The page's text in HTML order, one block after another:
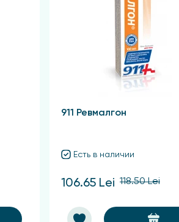
911 Ревмалгон
Есть в наличии
106.65 Lei 118.50 Lei